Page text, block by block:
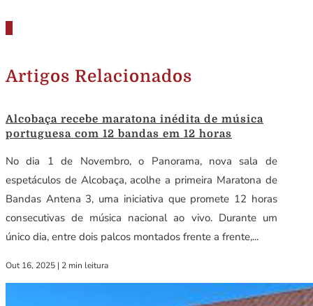
Artigos Relacionados
Alcobaça recebe maratona inédita de música
portuguesa com 12 bandas em 12 horas
No dia 1 de Novembro, o Panorama, nova sala de
espetáculos de Alcobaça, acolhe a primeira Maratona de
Bandas Antena 3, uma iniciativa que promete 12 horas
consecutivas de música nacional ao vivo. Durante um
único dia, entre dois palcos montados frente a frente,...
Out 16, 2025 | 2 min leitura